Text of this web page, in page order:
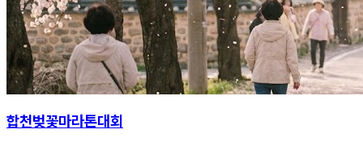
합천벚꽃마라톤대회